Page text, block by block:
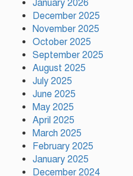
জমিয়ত
January 2026
December 2025
November 2025
October 2025
September 2025
August 2025
July 2025
June 2025
May 2025
April 2025
March 2025
February 2025
January 2025
December 2024